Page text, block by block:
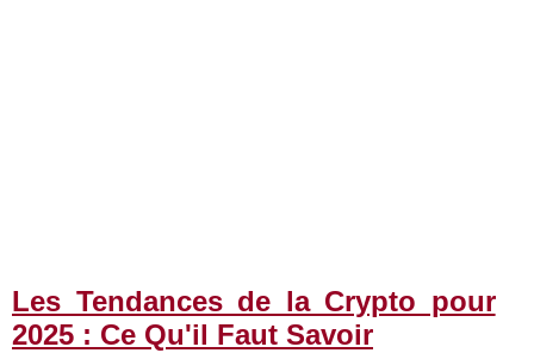
Les Tendances de la Crypto pour
2025 : Ce Qu'il Faut Savoir